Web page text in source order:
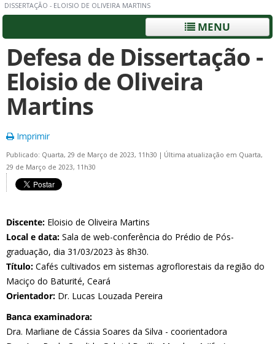
DISSERTAÇÃO - ELOISIO DE OLIVEIRA MARTINS
MENU
Defesa de Dissertação -
Eloisio de Oliveira
Martins
Imprimir
Publicado: Quarta, 29 de Março de 2023, 11h30 | Última atualização em Quarta,
29 de Março de 2023, 11h30
Discente: Eloisio de Oliveira Martins
Local e data: Sala de web-conferência do Prédio de Pós-
graduação, dia 31/03/2023 às 8h30.
Título: Cafés cultivados em sistemas agroflorestais da região do
Maciço do Baturité, Ceará
Orientador: Dr. Lucas Louzada Pereira
Banca examinadora:
Dra. Marliane de Cássia Soares da Silva - coorientadora